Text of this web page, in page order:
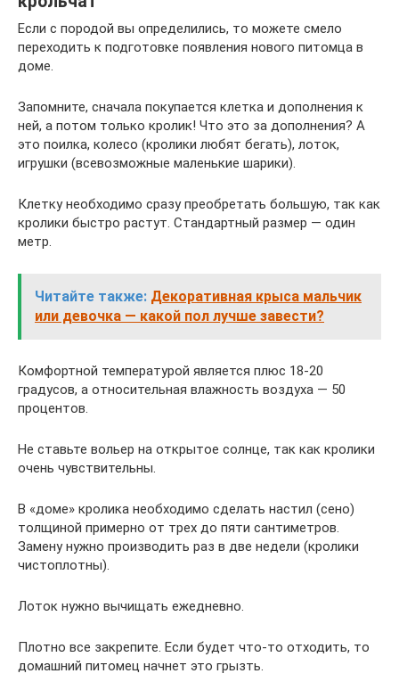
Если с породой вы определились, то можете смело
переходить к подготовке появления нового питомца в
доме.
Запомните, сначала покупается клетка и дополнения к
ней, а потом только кролик! Что это за дополнения? А
это поилка, колесо (кролики любят бегать), лоток,
игрушки (всевозможные маленькие шарики).
Клетку необходимо сразу преобретать большую, так как
кролики быстро растут. Стандартный размер — один
метр.
Читайте также: Декоративная крыса мальчик
или девочка — какой пол лучше завести?
Комфортной температурой является плюс 18-20
градусов, а относительная влажность воздуха — 50
процентов.
Не ставьте вольер на открытое солнце, так как кролики
очень чувствительны.
В «доме» кролика необходимо сделать настил (сено)
толщиной примерно от трех до пяти сантиметров.
Замену нужно производить раз в две недели (кролики
чистоплотны).
Лоток нужно вычищать ежедневно.
Плотно все закрепите. Если будет что-то отходить, то
домашний питомец начнет это грызть.